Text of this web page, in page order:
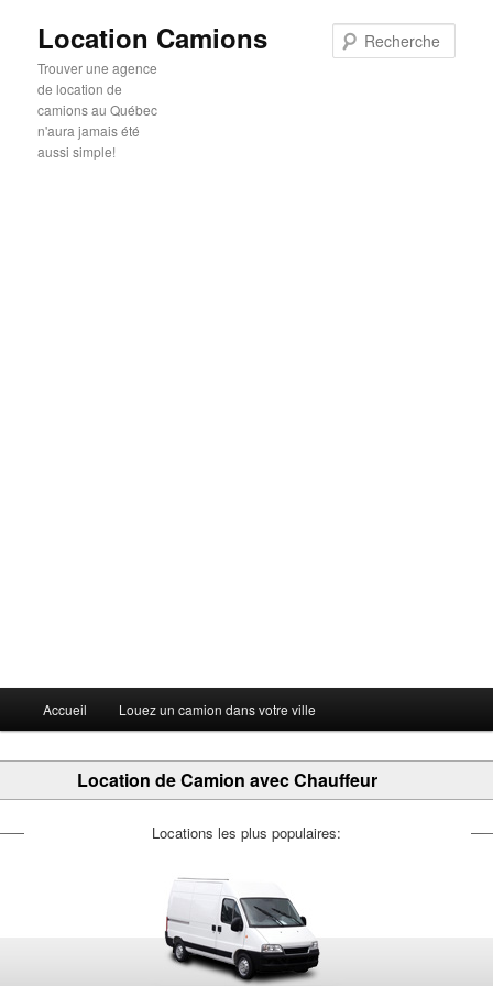
Location Camions
Trouver une agence
de location de
camions au Québec
n'aura jamais été
aussi simple!
Aller au contenu principal
Aller au contenu secondaire
Accueil Louez un camion dans votre ville
Location de Camion avec Chauffeur
Locations les plus populaires: